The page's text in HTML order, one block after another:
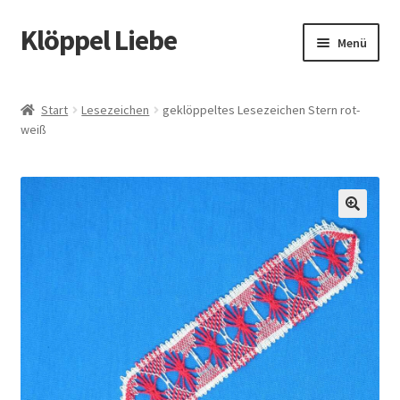
Zur
Navigation
Zum
Inhalt
Klöppel Liebe Menü
Allgemeine Geschäftsbedingungen
Blog
Datenschutzerklärung
Echtheit von Bewertungen
Start Lesezeichen
geklöppeltes Lesezeichen Stern rot-
weiß
🔍